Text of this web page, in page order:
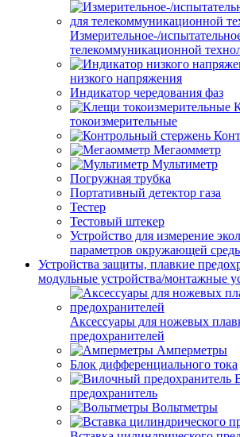
Измерительное-/
телекоммуникационной
низкого напряжения
Индикатор чередования фаз
токоизмерительные
Мегаомметр
Мультиметр
Погружная трубка
Портативный детектор газа
Тестер
Тестовый штекер
Устройство для измерение
параметров окружающей
Устройства защиты, плавкие
модульные устройства/монтажные
Аксессуары для ножевых
предохранителей
Амперметры
Блок дифференциального тока
предохранитель
Вольтметры